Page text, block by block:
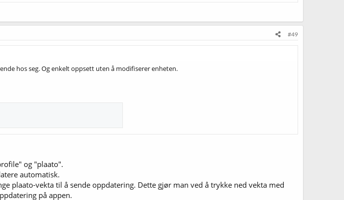
#49
hos seg. Og enkelt oppsett uten å modifiserer enheten.
og "plaato".
automatisk.
plaato-vekta til å sende oppdatering. Dette gjør man ved å trykke ned vekta med
på appen.